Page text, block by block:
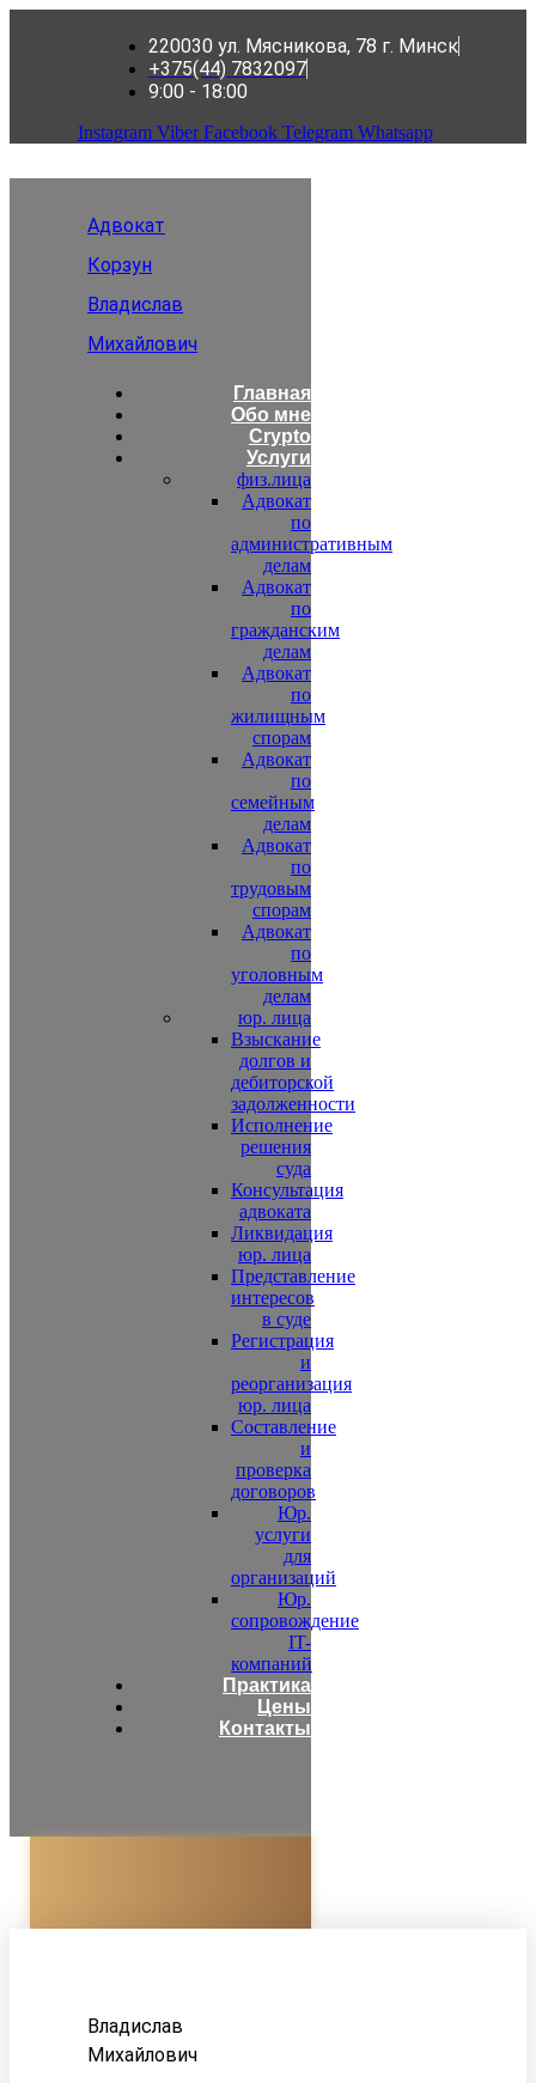
220030 ул. Мясникова, 78 г. Минск
+375(44) 7832097
9:00 - 18:00
Instagram Viber Facebook Telegram Whatsapp
Адвокат
Корзун
Владислав
Михайлович
Главная
Обо мне
Crypto
Услуги
физ.лица
Адвокат
по
административным
делам
Адвокат
по
гражданским
делам
Адвокат
по
жилищным
спорам
Адвокат
по
семейным
делам
Адвокат
по
трудовым
спорам
Адвокат
по
уголовным
делам
юр. лица
Взыскание
долгов и
дебиторской
задолженности
Исполнение
решения
суда
Консультация
адвоката
Ликвидация
юр. лица
Представление
интересов
в суде
Регистрация
и
реорганизация
юр. лица
Составление
и
проверка
договоров
Юр.
услуги
для
организаций
Юр.
сопровождение
IT-
компаний
Практика
Цены
Контакты
Владислав
Михайлович